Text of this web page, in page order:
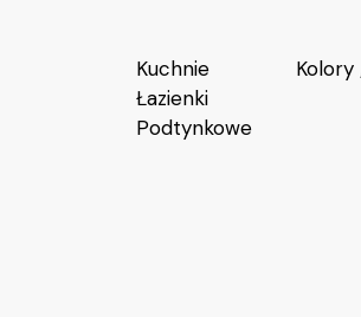
Kuchnie
Łazienki
Podtynkowe